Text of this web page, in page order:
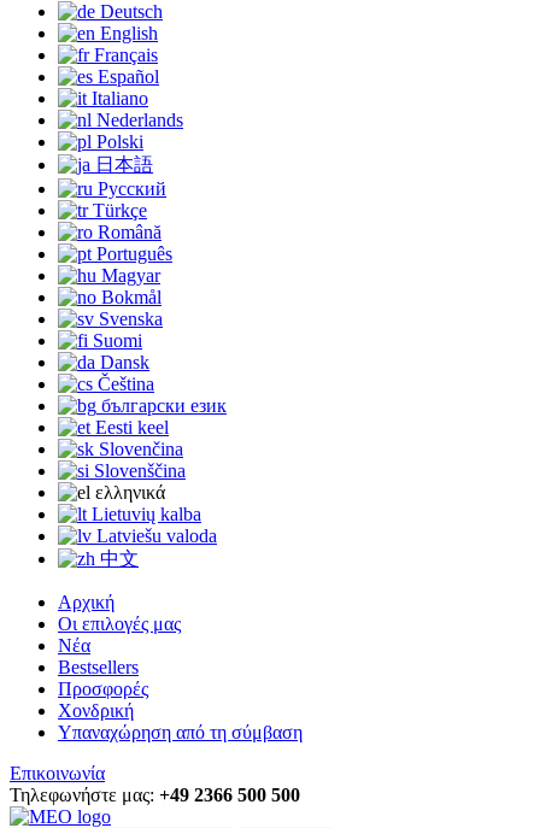
Deutsch
English
Français
Español
Italiano
Nederlands
Polski
日本語
Русский
Türkçe
Română
Português
Magyar
Bokmål
Svenska
Suomi
Dansk
Čeština
български език
Eesti keel
Slovenčina
Slovenščina
ελληνικά
Lietuvių kalba
Latviešu valoda
中文
Αρχική
Οι επιλογές μας
Νέα
Bestsellers
Προσφορές
Χονδρική
Υπαναχώρηση από τη σύμβαση
Επικοινωνία
Τηλεφωνήστε μας: +49 2366 500 500